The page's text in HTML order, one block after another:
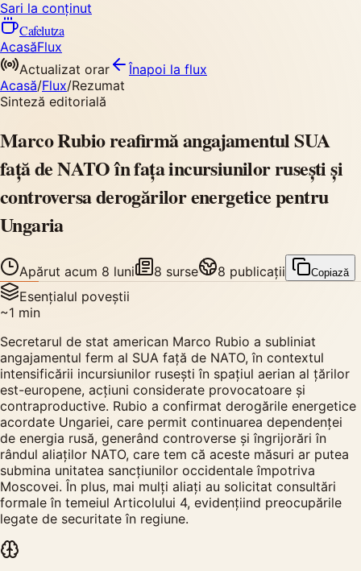
Sari la conținut
Cafelutza
AcasăFlux
Actualizat orar
Înapoi la flux
Acasă/Flux/Rezumat
Sinteză editorială
Marco Rubio reafirmă angajamentul SUA
față de NATO în fața incursiunilor rusești și
controversa derogărilor energetice pentru
Ungaria
Apărut acum 8 luni 8 surse 8 publicații Copiază
Esențialul poveștii
~1 min
Secretarul de stat american Marco Rubio a subliniat
angajamentul ferm al SUA față de NATO, în contextul
intensificării incursiunilor rusești în spațiul aerian al țărilor
est-europene, acțiuni considerate provocatoare și
contraproductive. Rubio a confirmat derogările energetice
acordate Ungariei, care permit continuarea dependenței
de energia rusă, generând controverse și îngrijorări în
rândul aliaților NATO, care tem că aceste măsuri ar putea
submina unitatea sancțiunilor occidentale împotriva
Moscovei. În plus, mai mulți aliați au solicitat consultări
formale în temeiul Articolului 4, evidențiind preocupările
legate de securitate în regiune.